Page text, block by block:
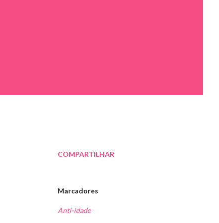
COMPARTILHAR
Marcadores
Anti-idade